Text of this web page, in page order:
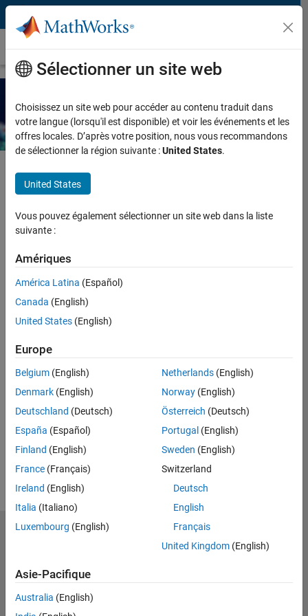
Passer au contenu
Ebook
Agentic AI with MATLAB and
Simulink
Request additional resources for using agentic AI with MATLAB
Enter your contact information to
continue
*Required field
Continue
Sélectionner un site web
Choisissez un site web pour accéder au contenu traduit dans
votre langue (lorsqu'il est disponible) et voir les événements et les
offres locales. D’après votre position, nous vous recommandons
de sélectionner la région suivante :United States.
United States
Vous pouvez également sélectionner un site web dans la liste
suivante :
Amériques
América Latina (Español)
Canada (English)
United States (English)
Europe
Belgium (English)
Denmark (English)
Deutschland (Deutsch)
España (Español)
Finland (English)
France (Français)
Ireland (English)
Italia (Italiano)
Luxembourg (English)
Netherlands(English)
Norway(English)
Österreich (Deutsch)
Portugal (English)
Sweden (English)
Switzerland
Deutsch
English
Français
United Kingdom(English)
Asie-Pacifique
Australia (English)
Accelerating the pace of engineering and science
Découvrir les produits